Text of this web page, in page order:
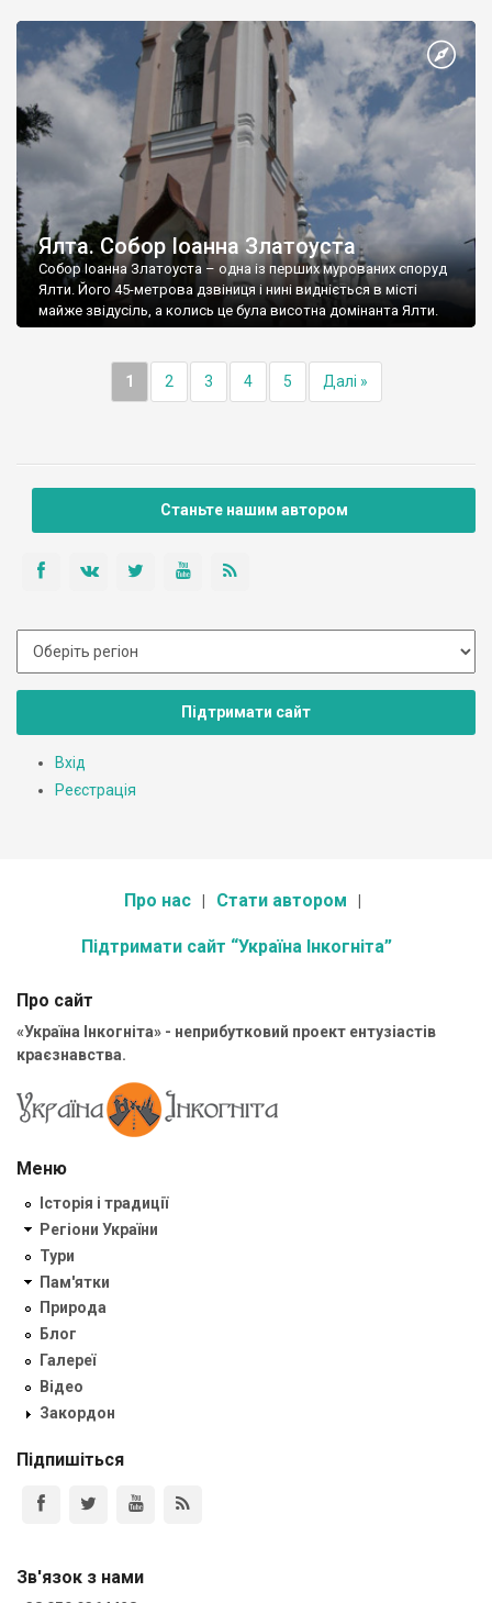
Ялта. Собор Іоанна Златоуста
Собор Іоанна Златоуста – одна із перших мурованих споруд
Ялти. Його 45-метрова дзвіниця і нині видніється в місті
майже звідусіль, а колись це була висотна домінанта Ялти.
1 2 3 4 5 Далі »
Станьте нашим автором
Підтримати сайт
Вхід
Реєстрація
Про нас Стати автором
Підтримати сайт “Україна Інкогніта”
Про сайт
«Україна Інкогніта» - неприбутковий проект ентузіастів
краєзнавства.
Меню
Історія і традиції
Регіони України
Тури
Пам'ятки
Природа
Блог
Галереї
Відео
Закордон
Підпишіться
Зв'язок з нами